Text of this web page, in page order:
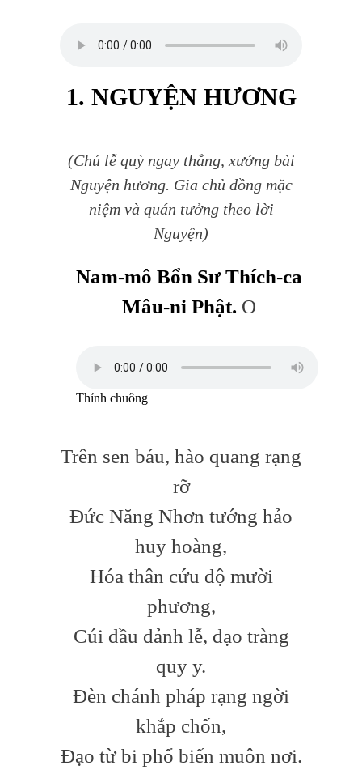
1. NGUYỆN HƯƠNG
(Chủ lễ quỳ ngay thẳng, xướng bài
Nguyện hương. Gia chủ đồng mặc
niệm và quán tưởng theo lời
Nguyện)
Nam-mô Bổn Sư Thích-ca
Mâu-ni Phật. O
Thỉnh chuông
Trên sen báu, hào quang rạng
rỡ
Đức Năng Nhơn tướng hảo
huy hoàng,
Hóa thân cứu độ mười
phương,
Cúi đầu đảnh lễ, đạo tràng
quy y.
Đèn chánh pháp rạng ngời
khắp chốn,
Đạo từ bi phổ biến muôn nơi.